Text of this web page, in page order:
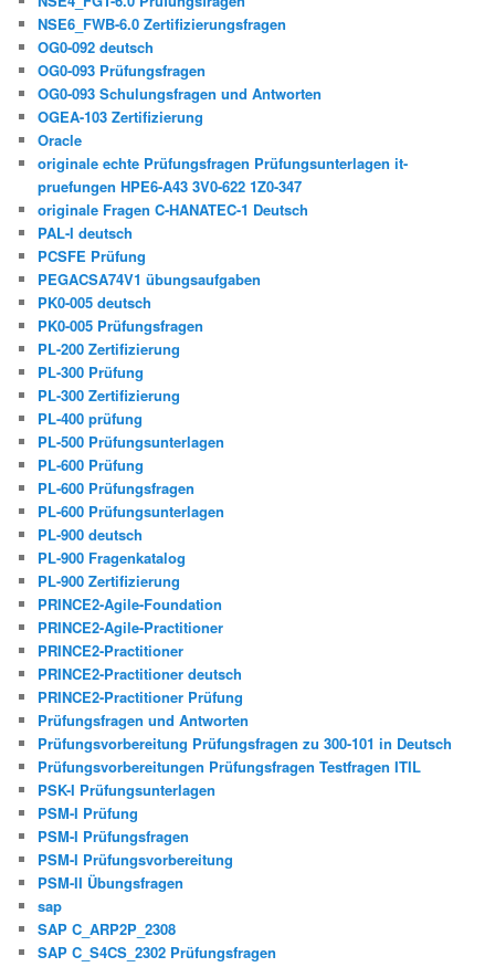
NSE6_FWB-6.0 Zertifizierungsfragen
OG0-092 deutsch
OG0-093 Prüfungsfragen
OG0-093 Schulungsfragen und Antworten
OGEA-103 Zertifizierung
Oracle
originale echte Prüfungsfragen Prüfungsunterlagen it-
pruefungen HPE6-A43 3V0-622 1Z0-347
originale Fragen C-HANATEC-1 Deutsch
PAL-I deutsch
PCSFE Prüfung
PEGACSA74V1 übungsaufgaben
PK0-005 deutsch
PK0-005 Prüfungsfragen
PL-200 Zertifizierung
PL-300 Prüfung
PL-300 Zertifizierung
PL-400 prüfung
PL-500 Prüfungsunterlagen
PL-600 Prüfung
PL-600 Prüfungsfragen
PL-600 Prüfungsunterlagen
PL-900 deutsch
PL-900 Fragenkatalog
PL-900 Zertifizierung
PRINCE2-Agile-Foundation
PRINCE2-Agile-Practitioner
PRINCE2-Practitioner
PRINCE2-Practitioner deutsch
PRINCE2-Practitioner Prüfung
Prüfungsfragen und Antworten
Prüfungsvorbereitung Prüfungsfragen zu 300-101 in Deutsch
Prüfungsvorbereitungen Prüfungsfragen Testfragen ITIL
PSK-I Prüfungsunterlagen
PSM-I Prüfung
PSM-I Prüfungsfragen
PSM-I Prüfungsvorbereitung
PSM-II Übungsfragen
sap
SAP C_ARP2P_2308
SAP C_S4CS_2302 Prüfungsfragen